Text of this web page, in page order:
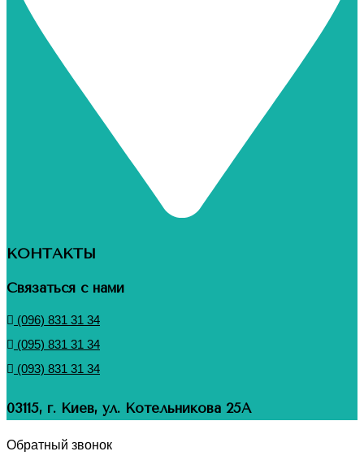
КОНТАКТЫ
Связаться с нами
(096) 831 31 34
(095) 831 31 34
(093) 831 31 34
03115, г. Киев, ул. Котельникова 25А
Обратный звонок